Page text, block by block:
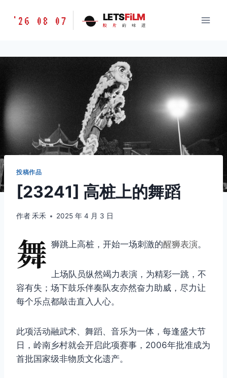
胶
味
LETSFILM
'26 08 07 LETSFiLM
胶 片 的 味 道
投稿作品
[23241] 高桩上的舞蹈
作者禾禾 2025 年 4 月 3 日
舞 狮跳上高桩，开始一场刺激的醒狮表演。
上场队员纵然竭力表演，为精彩一跳，不
容有失；场下鼓乐伴奏队友亦然奋力助威，尽力让
每个乐点都敲击直入人心。
此项活动融武术、舞蹈、音乐为一体，每逢盛大节
日，岭南乡村就会开启此项赛事，2006年批准成为
首批国家级非物质文化遗产。